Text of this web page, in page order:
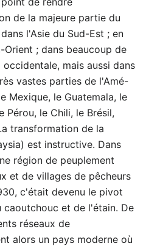
de la majeure partie du
l'Asie du Sud-Est ; en
; dans beaucoup de
mais aussi dans
vastes parties de l'Amé-
Mexique, le Guatemala, le
Pérou, le Chili, le Brésil,
transformation de la
est instructive. Dans
région de peuplement
et de villages de pêcheurs
c'était devenu le pivot
caoutchouc et de l'étain. De
réseaux de
alors un pays moderne où